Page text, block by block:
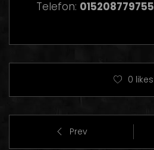
Telefon: 015208779755
0 likes
Prev